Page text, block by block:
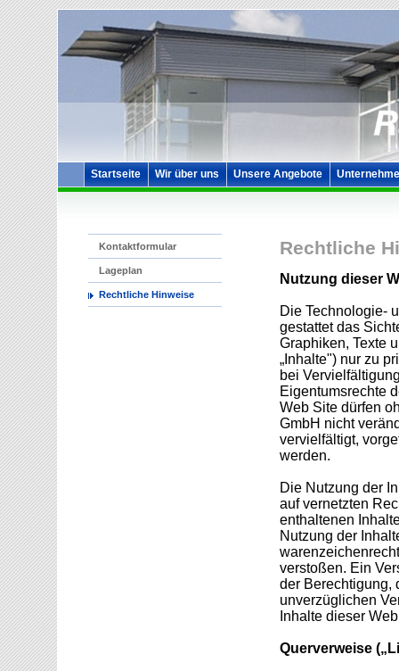
Startseite Wir über uns Unsere Angebote
Kontaktformular
Lageplan
Rechtliche Hinweise
Rechtliche
Nutzung dieser
Die Technologie-
gestattet das
Graphiken, Texte
„Inhalte") nur zu
bei
Eigentumsrechte
Web Site dürfen
GmbH nicht
vervielfältigt,
werden.
Die Nutzung der
auf vernetzten
enthaltenen
Nutzung der
verstoßen. Ein
der Berechtigung,
unverzüglichen
Inhalte dieser
Querverweise